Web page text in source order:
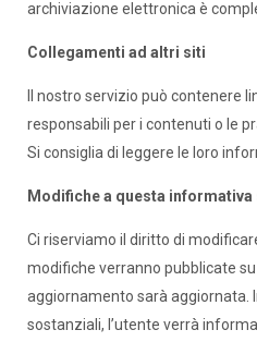
archiviazione elettronica è
Collegamenti ad altri siti
Il nostro servizio può contenere
responsabili per i contenuti o le
Si consiglia di leggere le loro
Modifiche a questa informativa
Ci riserviamo il diritto di
modifiche verranno pubblicate
aggiornamento sarà aggiornata.
sostanziali, l’utente verrà